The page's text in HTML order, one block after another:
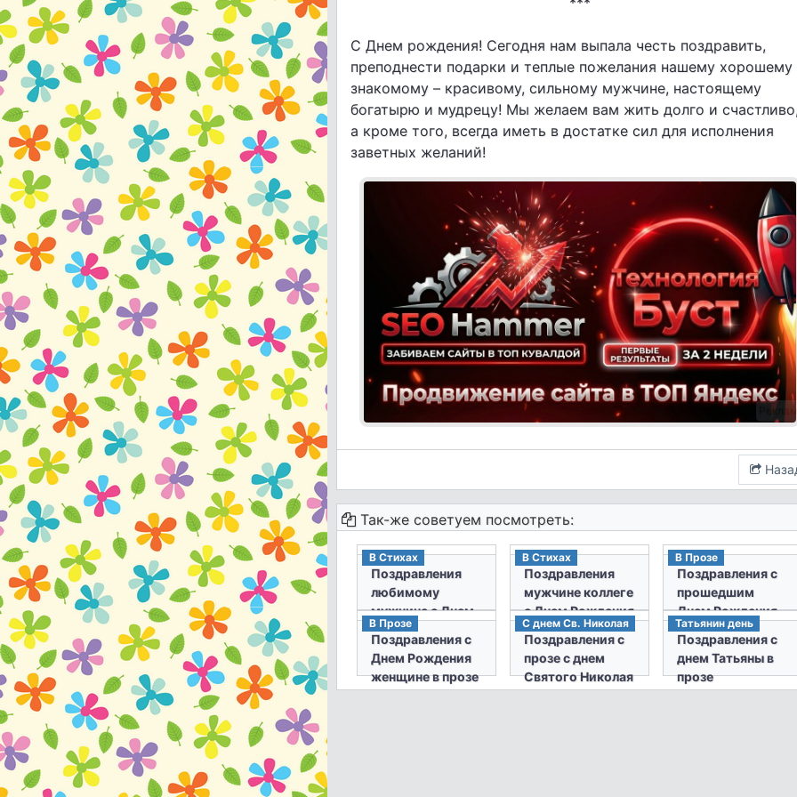
С Днем рождения! Сегодня нам выпала честь поздравить,
преподнести подарки и теплые пожелания нашему хорошему
знакомому – красивому, сильному мужчине, настоящему
богатырю и мудрецу! Мы желаем вам жить долго и
а кроме того, всегда иметь в достатке сил для исполнения
заветных желаний!
Так-же советуем посмотреть:
В Стихах
Поздравления
любимому
мужчине с Днем
Рождения в
стихах
В Стихах
Поздравления
мужчине коллеге
с Днем Рождения
в стихах
В Прозе
Поздравления с
прошедшим
Днем Рождения
женщине в прозе
В Прозе
Поздравления с
Днем Рождения
женщине в прозе
С днем Св. Николая
Поздравления с
прозе с днем
Святого Николая
Татьянин день
Поздравления с
днем Татьяны в
прозе